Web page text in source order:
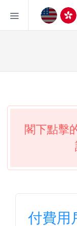
閣下點擊
付費用